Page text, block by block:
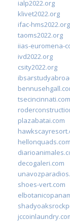
ialp2022.org
klivet2022.org
ifac-hms2022.org
taoms2022.org
iias-euromena-
ivd2022.org
csity2022.org
tsecincinnati.com
plazabatai.com
hellonquads.com
decogaleri.com
shoes-vert.com